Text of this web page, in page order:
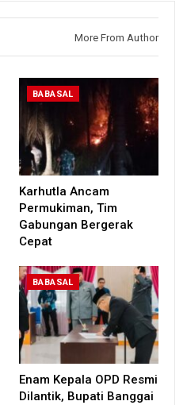
More From Author
BABASAL
Karhutla Ancam
Permukiman, Tim
Gabungan Bergerak
Cepat
BABASAL
Enam Kepala OPD Resmi
Dilantik, Bupati Banggai